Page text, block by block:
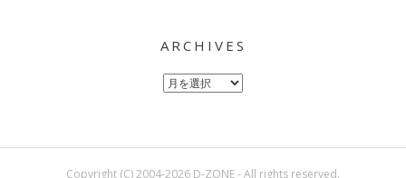
ARCHIVES
Archives
Copyright (C) 2004-2026 D-ZONE - All rights reserved.